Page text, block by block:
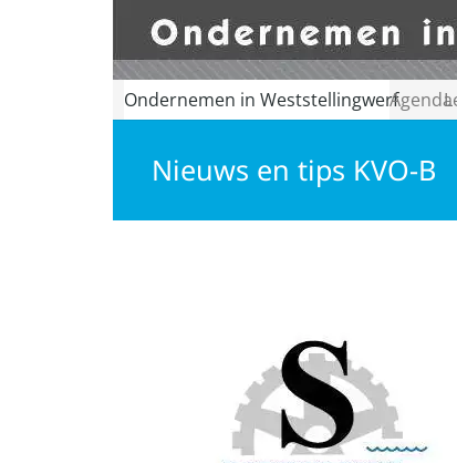
Ondernemen in WeststellingwerfAgenda
Nieuws en tips KVO-B